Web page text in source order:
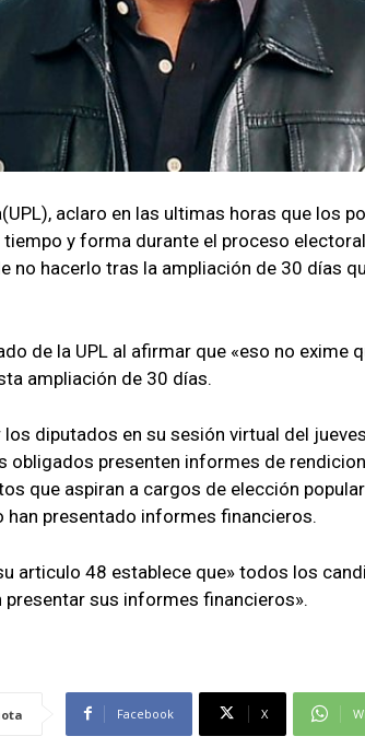
aclaro en las ultimas horas que los
y forma durante el proceso
no hacerlo tras la ampliación de 30 días
de la UPL al afirmar que «eso no exime
ampliación de 30 días.
diputados en su sesión virtual del
obligados presenten informes de
que aspiran a cargos de elección
han presentado informes financieros.
articulo 48 establece que» todos los
sus informes financieros».
Facebook X